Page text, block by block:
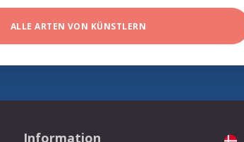
ALLE ARTEN VON KÜNSTLERN
Information